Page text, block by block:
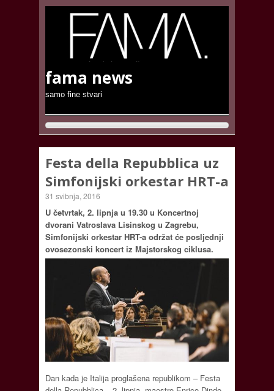
fama news
samo fine stvari
Festa della Repubblica uz
Simfonijski orkestar HRT-a
31 svibnja, 2016
U četvrtak, 2. lipnja u 19.30 u Koncertnoj
dvorani Vatroslava Lisinskog u Zagrebu,
Simfonijski orkestar HRT-a održat će posljednji
ovosezonski koncert iz Majstorskog ciklusa.
Dan kada je Italija proglašena republikom – Festa